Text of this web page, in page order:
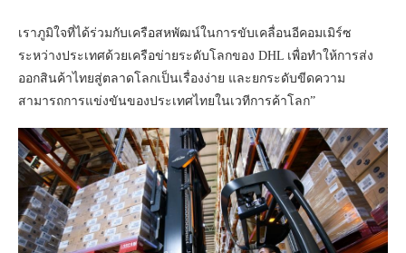
เราภูมิใจที่ได้ร่วมกับเครือสหพัฒน์ในการขับเคลื่อนอีคอมเมิร์ซ
ระหว่างประเทศด้วยเครือข่ายระดับโลกของ DHL เพื่อทำให้การส่ง
ออกสินค้าไทยสู่ตลาดโลกเป็นเรื่องง่าย และยกระดับขีดความ
สามารถการแข่งขันของประเทศไทยในเวทีการค้าโลก”